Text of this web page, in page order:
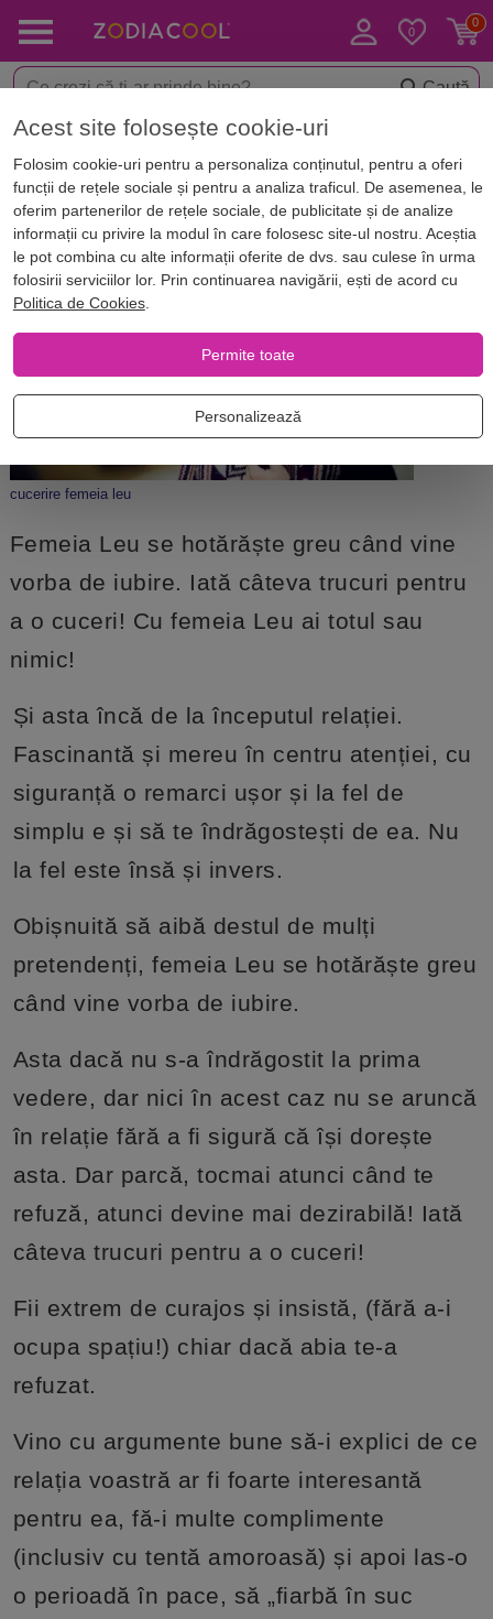
Caută
Acasă Blog Horoscop. Zodii
Ești îndrăgostit de o femeie LEU?
Iată cum o poți cuceri iremediabil!
cucerire femeia leu
Femeia Leu se hotărăște greu când vine
vorba de iubire. Iată câteva trucuri pentru
a o cuceri! Cu femeia Leu ai totul sau
nimic!
Și asta încă de la începutul relației.
Fascinantă și mereu în centru atenției, cu
siguranță o remarci ușor și la fel de
simplu e și să te îndrăgostești de ea. Nu
la fel este însă și invers.
Obișnuită să aibă destul de mulți
pretendenți, femeia Leu se hotărăște greu
când vine vorba de iubire.
Asta dacă nu s-a îndrăgostit la prima
vedere, dar nici în acest caz nu se aruncă
în relație fără a fi sigură că își dorește
asta. Dar parcă, tocmai atunci când te
refuză, atunci devine mai dezirabilă! Iată
câteva trucuri pentru a o cuceri!
Fii extrem de curajos și insistă, (fără a-i
ocupa spațiu!) chiar dacă abia te-a
refuzat.
Vino cu argumente bune să-i explici de ce
relația voastră ar fi foarte interesantă
pentru ea, fă-i multe complimente
(inclusiv cu tentă amoroasă) și apoi las-o
o perioadă în pace, să „fiarbă în suc
Acest site folosește cookie-uri
Folosim cookie-uri pentru a personaliza conținutul, pentru a oferi
funcții de rețele sociale și pentru a analiza traficul. De asemenea, le
oferim partenerilor de rețele sociale, de publicitate și de analize
informații cu privire la modul în care folosesc site-ul nostru. Aceștia
le pot combina cu alte informații oferite de dvs. sau culese în urma
folosirii serviciilor lor. Prin continuarea navigării, ești de acord cu
Politica de Cookies.
Permite toate
Personalizează